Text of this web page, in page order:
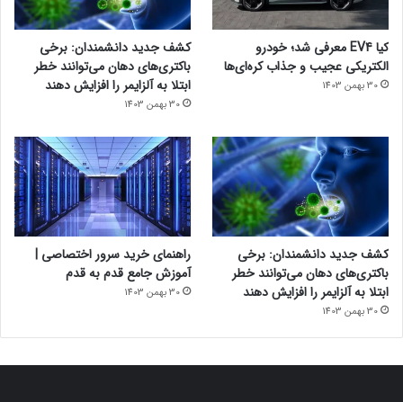
کیا EV4 معرفی شد؛ خودرو
الکتریکی عجیب و جذاب کره‌ای‌ها
30 بهمن 1403
کشف جدید دانشمندان: برخی
باکتری‌های دهان می‌توانند خطر
ابتلا به آلزایمر را افزایش دهند
30 بهمن 1403
کشف جدید دانشمندان: برخی
باکتری‌های دهان می‌توانند خطر
ابتلا به آلزایمر را افزایش دهند
30 بهمن 1403
راهنمای خرید سرور اختصاصی |
آموزش جامع قدم به قدم
30 بهمن 1403